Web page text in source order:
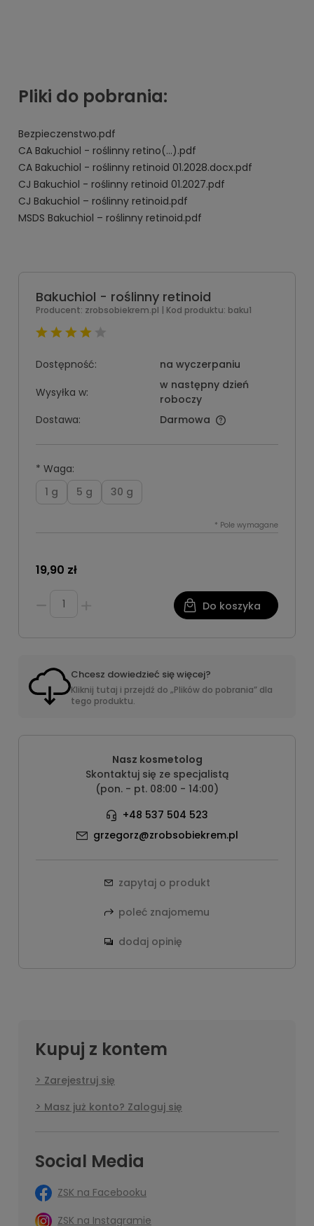
Pliki do pobrania:
Bezpieczenstwo.pdf
CA Bakuchiol - roślinny retino(...).pdf
CA Bakuchiol - roślinny retinoid 01.2028.docx.pdf
CJ Bakuchiol - roślinny retinoid 01.2027.pdf
CJ Bakuchiol – roślinny retinoid.pdf
MSDS Bakuchiol – roślinny retinoid.pdf
Bakuchiol - roślinny retinoid
Producent: zrobsobiekrem.pl | Kod produktu: baku1
Dostępność:
na wyczerpaniu
Wysyłka w:
w następny dzień
roboczy
Dostawa:
Darmowa
* Waga:
1 g
5 g 30 g
* Pole wymagane
19,90 zł
Do koszyka
Chcesz dowiedzieć się więcej?
Kliknij tutaj i przejdź do „Plików do pobrania” dla
tego produktu.
Nasz kosmetolog
Skontaktuj się ze specjalistą
(pon. - pt. 08:00 - 14:00)
+48 537 504 523
grzegorz@zrobsobiekrem.pl
zapytaj o produkt
poleć znajomemu
dodaj opinię
Kupuj z kontem
Zarejestruj się
Masz już konto? Zaloguj się
Social Media
ZSK na Facebooku
ZSK na Instagramie